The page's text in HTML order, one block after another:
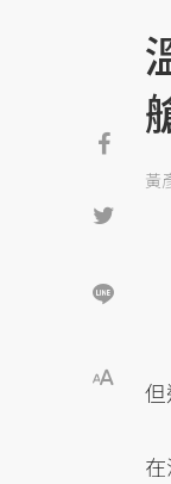
黃